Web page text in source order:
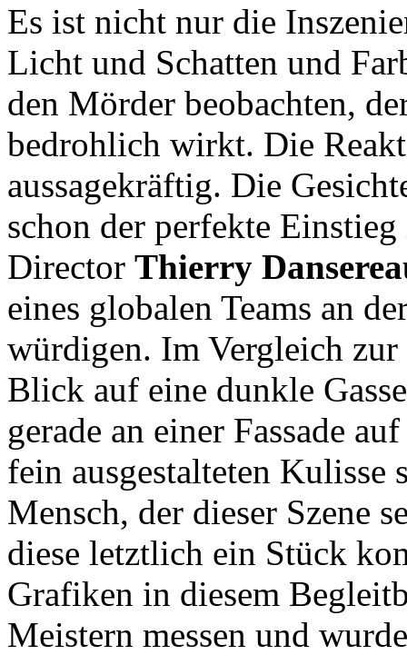
Es ist nicht nur die
Licht und Schatten und
den Mörder beobachten,
bedrohlich wirkt. Die
aussagekräftig. Die
schon der perfekte
Director Thierry
eines globalen Teams an
würdigen. Im Vergleich
Blick auf eine dunkle
gerade an einer Fassade
fein ausgestalteten Kulisse
Mensch, der dieser Szene
diese letztlich ein Stück
Grafiken in diesem
Meistern messen und